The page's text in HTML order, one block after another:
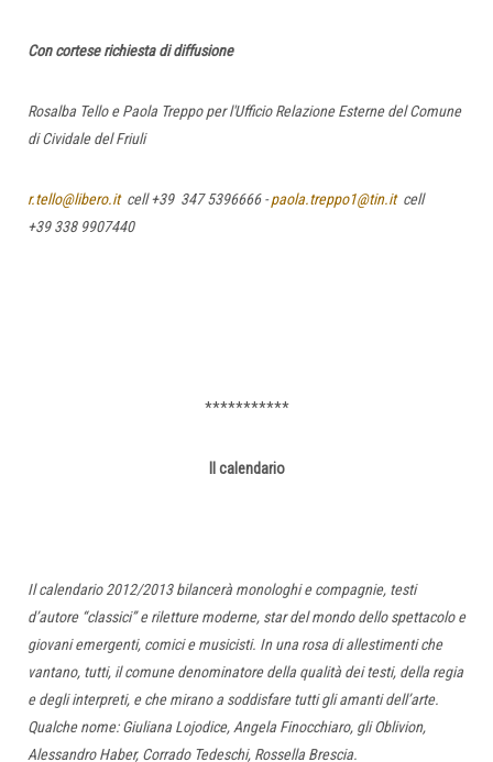
Con cortese richiesta di diffusione
Rosalba Tello e Paola Treppo per l'Ufficio Relazione Esterne del Comune
di Cividale del Friuli
r.tello@libero.itcell +39 347 5396666 -paola.treppo1@tin.itcell
+39 338 9907440
***********
Il calendario
Il calendario 2012/2013 bilancerà monologhi e compagnie, testi
d’autore “classici” e riletture moderne, star del mondo dello spettacolo e
giovani emergenti, comici e musicisti. In una rosa di allestimenti che
vantano, tutti, il comune denominatore della qualità dei testi, della regia
e degli interpreti, e che mirano a soddisfare tutti gli amanti dell’arte.
Qualche nome: Giuliana Lojodice, Angela Finocchiaro, gli Oblivion,
Alessandro Haber, Corrado Tedeschi, Rossella Brescia.